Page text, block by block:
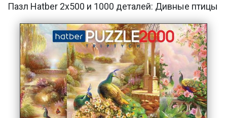
Пазл Hatber 2х500 и 1000 деталей: Дивные птицы